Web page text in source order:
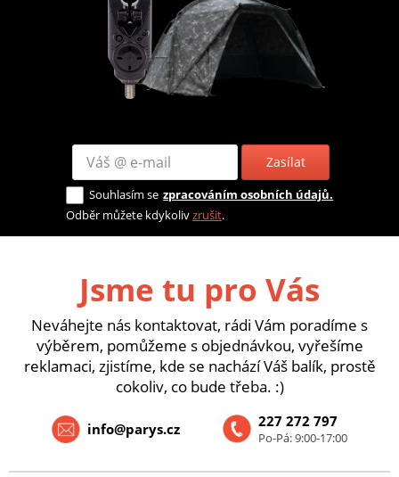
Zasílat
Souhlasím se zpracováním osobních údajů.
Odběr můžete kdykolivzrušit.
Jsme tu pro Vás
Neváhejte nás kontaktovat, rádi Vám poradíme s
výběrem, pomůžeme s objednávkou, vyřešíme
reklamaci, zjistíme, kde se nachází Váš balík, prostě
cokoliv, co bude třeba. :)
227 272 797
Po-Pá: 9:00-17:00
info@parys.cz